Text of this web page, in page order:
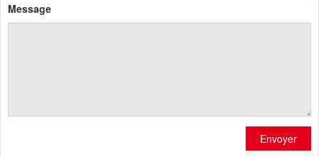
Message
Envoyer